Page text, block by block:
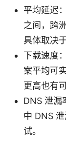
平均延迟
之间，跨
具体取决
下载速度
案平均可
更高也有
DNS 泄漏
中 DNS
试。